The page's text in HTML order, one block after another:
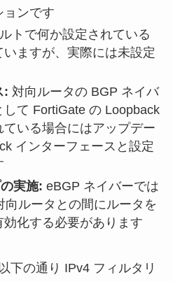
ョンです
トで何か設定されている
ますが、実際には未設定
: 対向ルータの BGP ネイバ
て FortiGate の Loopback
いる場合にはアップデー
インターフェースと設定
実施: eBGP ネイバーでは
向ルータとの間にルータを
化する必要があります
下の通り IPv4 フィルタリ